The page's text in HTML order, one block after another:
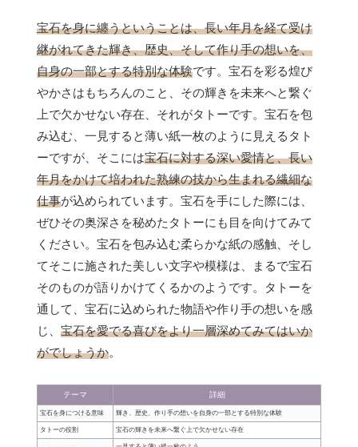
宝石を身に纏うということは、長い年月を経て受け
継がれてきた輝き、歴史、そして作り手の想いを、
自身の一部とする特別な体験です。宝石を彩る煌び
やかさはもちろんのこと、その輝きを未来へと繋ぐ
上で欠かせない存在、それがタトーです。宝石を包
み込む、一見すると薄い紙一枚のように見えるタト
ーですが、そこには宝石に対する深い愛情と、長い
年月をかけて培われた熟練の技から生まれる繊細な
仕事が込められています。宝石を手にした際には、
ぜひその奥深さを秘めたタトーにも目を向けてみて
ください。宝石を包み込む柔らかな紙の感触、そし
てそこに施された美しい文字や模様は、まるで宝石
そのものが語りかけてくるかのようです。タトーを
通して、宝石に込められた物語や作り手の想いを感
じ、 宝石を愛でる喜びをより一層深めてみてはいか
がでしょうか。
テーマ 詳細
宝石を身につける意味 輝き、歴史、作り手の想いを自身の一部とする特別な体験
タトーの役割 宝石の輝きを未来へ繋ぐ上で欠かせない存在